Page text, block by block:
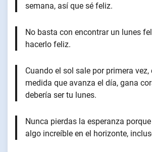
semana, así que sé feliz.
No basta con encontrar un lunes
hacerlo feliz.
Cuando el sol sale por primera vez,
medida que avanza el día, gana
debería ser tu lunes.
Nunca pierdas la esperanza
algo increíble en el horizonte,